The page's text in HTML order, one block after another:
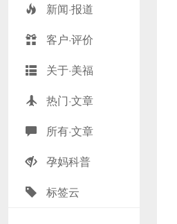
新闻·报道
客户·评价
关于·美福
热门·文章
所有·文章
孕妈科普
标签云